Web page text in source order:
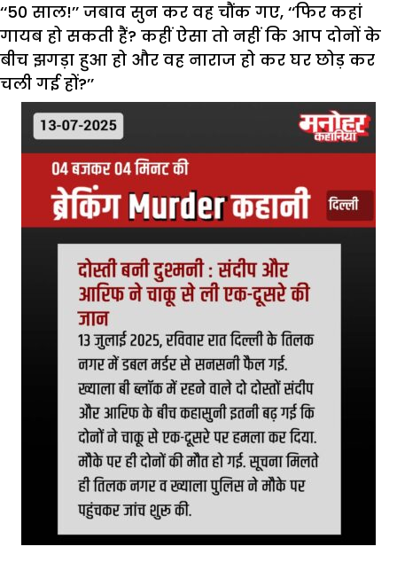
‘‘50 साल!’’ जबाव सुन कर वह चौंक गए, ‘‘फिर कहां
गायब हो सकती हैं? कहीं ऐसा तो नहीं कि आप दोनों के
बीच झगड़ा हुआ हो और वह नाराज हो कर घर छोड़ कर
चली गई हों?’’